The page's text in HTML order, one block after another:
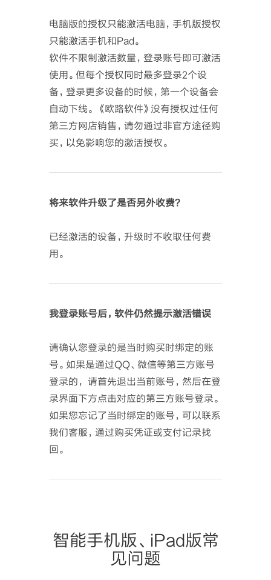
电脑版的授权只能激活电脑，手机版授权
只能激活手机和Pad。
软件不限制激活数量，登录账号即可激活
使用。但每个授权同时最多登录2个设
备，登录更多设备的时候，第一个设备会
自动下线。 《欧路软件》没有授权过任何
第三方网店销售，请勿通过非官方途径购
买，以免影响您的激活授权。
将来软件升级了是否另外收费？
已经激活的设备，升级时不收取任何费
用。
我登录账号后，软件仍然提示激活错误
请确认您登录的是当时购买时绑定的账
号。如果是通过QQ、微信等第三方账号
登录的， 请首先退出当前账号，然后在登
录界面下方点击对应的第三方账号登录。
如果您忘记了当时绑定的账号，可以联系
我们客服，通过购买凭证或支付记录找
回。
智能手机版、iPad版常
见问题